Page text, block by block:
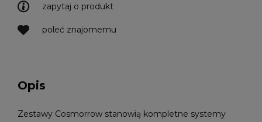
zapytaj o produkt
poleć znajomemu
Opis
Zestawy Cosmorrow stanowią kompletne systemy